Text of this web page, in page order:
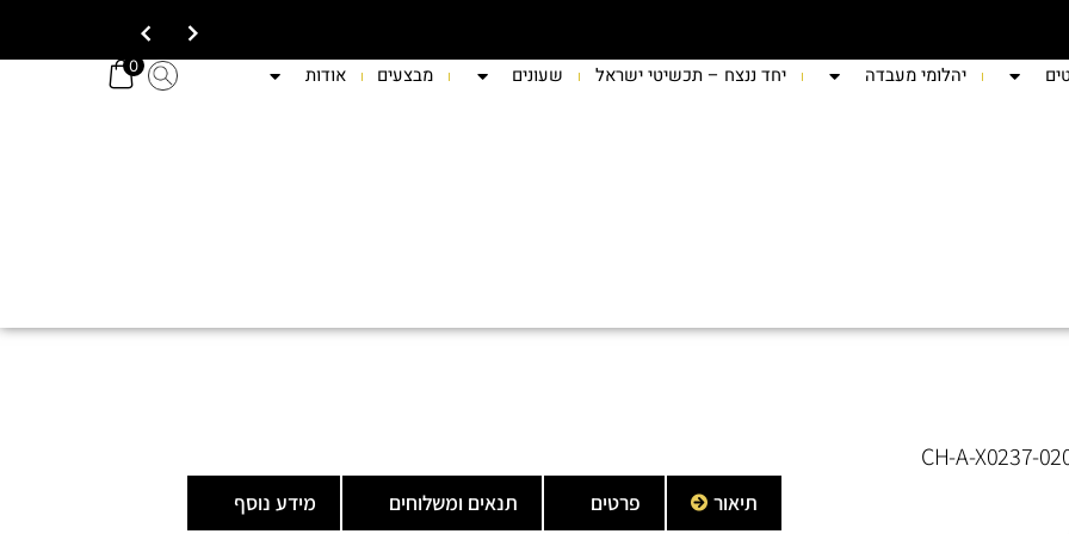
יהלומי מעבדה יחד ננצח – תכשיטי ישראל שעונים מבצעים אודות 0
תיאור פרטים תנאים ומשלוחים מידע נוסף